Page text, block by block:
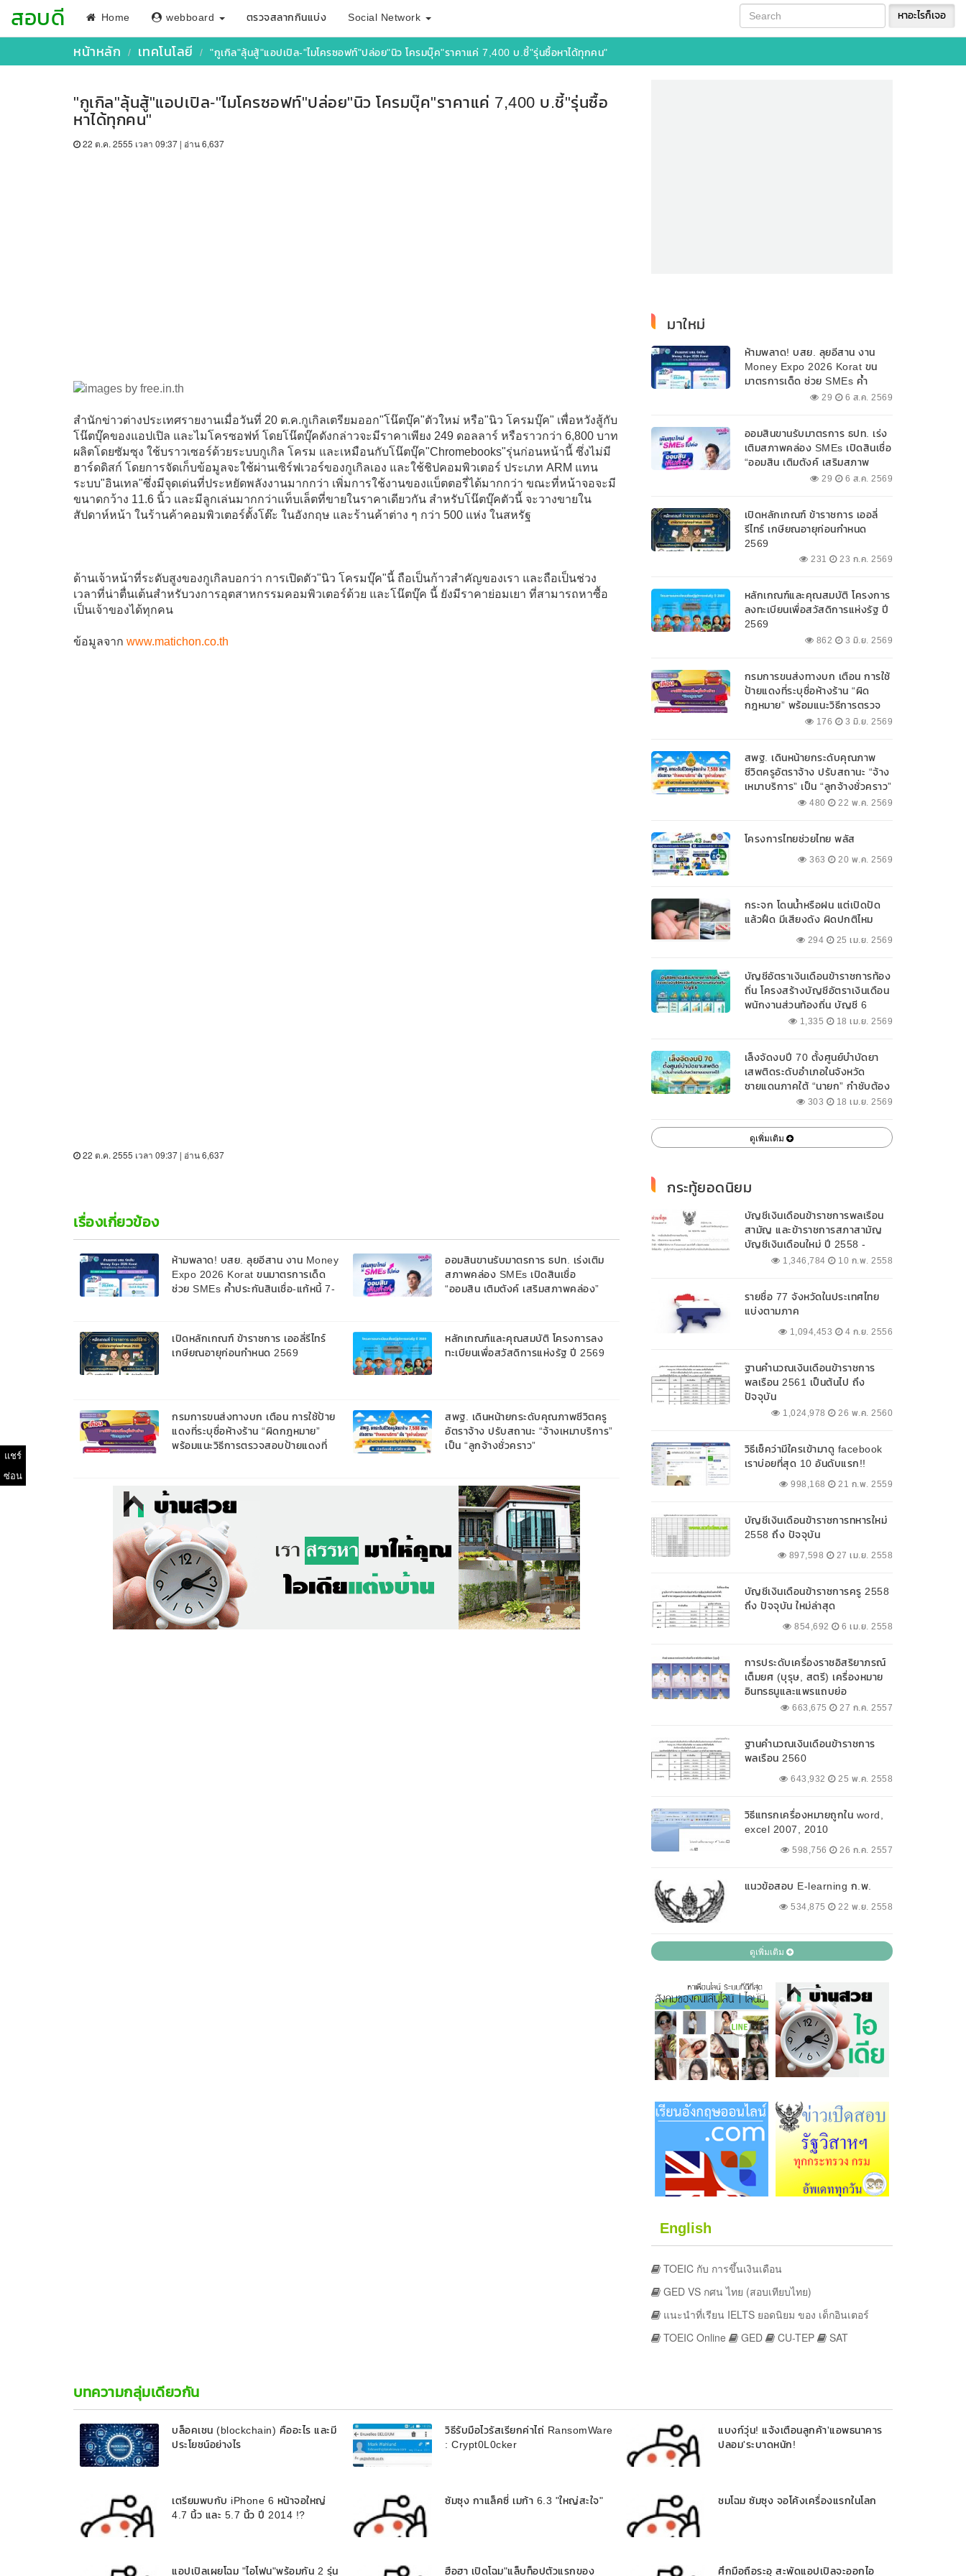
สอบดี Home webboard ตรวจสลากกินแบ่ง Social Network หาอะไรก็เจอ
หน้าหลัก เทคโนโลยี "กูเกิล"ลุ้นสู้"แอปเปิล-"ไมโครซอฟท์"ปล่อย"นิว โครมบุ๊ค"ราคาแค่ 7,400 บ.ชี้"รุ่นซื้อหาได้ทุกคน"
"กูเกิล"ลุ้นสู้"แอปเปิล-"ไมโครซอฟท์"ปล่อย"นิว โครมบุ๊ค"ราคาแค่ 7,400 บ.ชี้"รุ่นซื้อ
หาได้ทุกคน"
22 ต.ค. 2555 เวลา 09:37 | อ่าน 6,637
สำนักข่าวต่างประเทศรายงานเมื่อวันที่ 20 ต.ค.กูเกิลเตรียมออก"โน๊ตบุ๊ค"ตัวใหม่ หรือ"นิว โครมบุ๊ค" เพื่อหวังสู้กับ
โน๊ตบุ๊คของแอปเปิล และไมโครซอฟท์ โดยโน๊ตบุ๊คดังกล่าวจะมีราคาเพียง 249 ดอลลาร์ หรือราวกว่า 6,800 บาท
ผลิตโดยซัมซุง ใช้บราวเซอร์ด้วยระบบกูเกิล โครม และเหมือนกับโน๊ตบุ๊ค"Chromebooks"รุ่นก่อนหน้านี้ ซึ่งไม่มี
ฮาร์ดดิสก์ โดยการจัดเก็บข้อมูลจะใช้ผ่านเซิร์ฟเวอร์ของกูเกิลเอง และใช้ชิปคอมพิวเตอร์ ประเภท ARM แทน
ระบบ"อินเทล"ซึ่งมีจุดเด่นที่ประหยัดพลังงานมากกว่า เพิ่มการใช้งานของแบ็ตตอรี่ได้มากกว่า ขณะที่หน้าจอจะมี
ขนาดกว้าง 11.6 นิ้ว และมีลูกเล่นมากกว่าแท็บเล็ตที่ขายในราคาเดียวกัน สำหรับโน๊ตบุ๊คตัวนี้ จะวางขายใน
สัปดาห์หน้า ในร้านค้าคอมพิวเตอร์ตั้งโต๊ะ ในอังกฤษ และร้านค้าต่าง ๆ กว่า 500 แห่ง ในสหรัฐ
ด้านเจ้าหน้าที่ระดับสูงของกูเกิลบอกว่า การเปิดตัว"นิว โครมบุ๊ค"นี้ ถือเป็นก้าวสำคัญของเรา และถือเป็นช่วง
เวลาที่น่าตื่นเต้นสำหรับวงการอุตสาหกรรมคอมพิวเตอร์ด้วย และโน๊ตบุ๊ค นี้ ยังมีราคาย่อมเยา ที่สามารถหาซื้อ
เป็นเจ้าของได้ทุกคน
ข้อมูลจาก www.matichon.co.th
22 ต.ค. 2555 เวลา 09:37 | อ่าน 6,637
เรื่องเกี่ยวข้อง
ห้ามพลาด! บสย. ลุยอีสาน งาน Money
Expo 2026 Korat ขนมาตรการเด็ด
ช่วย SMEs ค้ำประกันสินเชื่อ-แก้หนี้ 7-
ออมสินขานรับมาตรการ ธปท. เร่งเติม
สภาพคล่อง SMEs เปิดสินเชื่อ
“ออมสิน เติมตังค์ เสริมสภาพคล่อง”
หลักประกัน ผ่อนนานสูงสุด 10 ปี
เปิดหลักเกณฑ์ ข้าราชการ เออลี่รีไทร์
เกษียณอายุก่อนกำหนด 2569
หลักเกณฑ์และคุณสมบัติ โครงการลง
ทะเบียนเพื่อสวัสดิการแห่งรัฐ ปี 2569
กรมการขนส่งทางบก เตือน การใช้ป้าย
แดงที่ระบุชื่อห้างร้าน “ผิดกฎหมาย”
พร้อมแนะวิธีการตรวจสอบป้ายแดงที่
สพฐ. เดินหน้ายกระดับคุณภาพชีวิตครู
อัตราจ้าง ปรับสถานะ “จ้างเหมาบริการ”
เป็น “ลูกจ้างชั่วคราว”
แชร์
ซ่อน
มาใหม่
ห้ามพลาด! บสย. ลุยอีสาน งาน
Money Expo 2026 Korat ขน
มาตรการเด็ด ช่วย SMEs ค้ำ
ประกันสินเชื่อ-แก้หนี้ 7-9 ส.ค. 69
29 6 ส.ค. 2569
ออมสินขานรับมาตรการ ธปท. เร่ง
เติมสภาพคล่อง SMEs เปิดสินเชื่อ
“ออมสิน เติมตังค์ เสริมสภาพ
คล่อง” วงเงินรวม 2,000
วงเงินกู้สูงสุด 100% ของหลัก
ประกัน ผ่อนนานสูงสุด 10 ปี
29 6 ส.ค. 2569
เปิดหลักเกณฑ์ ข้าราชการ เออลี่
รีไทร์ เกษียณอายุก่อนกำหนด
2569
231 23 ก.ค. 2569
หลักเกณฑ์และคุณสมบัติ โครงการ
ลงทะเบียนเพื่อสวัสดิการแห่งรัฐ ปี
2569
862 3 มิ.ย. 2569
กรมการขนส่งทางบก เตือน การใช้
ป้ายแดงที่ระบุชื่อห้างร้าน “ผิด
กฎหมาย” พร้อมแนะวิธีการตรวจ
สอบป้ายแดงที่ถูกต้อง
176 3 มิ.ย. 2569
สพฐ. เดินหน้ายกระดับคุณภาพ
ชีวิตครูอัตราจ้าง ปรับสถานะ “จ้าง
เหมาบริการ” เป็น “ลูกจ้างชั่วคราว”
480 22 พ.ค. 2569
โครงการไทยช่วยไทย พลัส
363 20 พ.ค. 2569
กระจก โดนน้ำหรือฝน แต่เปิดปัด
แล้วฝืด มีเสียงดัง ผิดปกติไหม
294 25 เม.ย. 2569
บัญชีอัตราเงินเดือนข้าราชการท้อง
ถิ่น โครงสร้างบัญชีอัตราเงินเดือน
พนักงานส่วนท้องถิ่น บัญชี 6
1,335 18 เม.ย. 2569
เล็งจัดงบปี 70 ตั้งศูนย์บำบัดยา
เสพติดระดับอำเภอในจังหวัด
ชายแดนภาคใต้ “นายก” กำชับต้อง
ออกแบบเฉพาะให้สอดคล้องกับ
303 18 เม.ย. 2569
ดูเพิ่มเติม
กระทู้ยอดนิยม
บัญชีเงินเดือนข้าราชการพลเรือน
สามัญ และข้าราชการสภาสามัญ
บัญชีเงินเดือนใหม่ ปี 2558 -
2562 ปัจจุบัน1,346,784 10 ก.พ. 2558
รายชื่อ 77 จังหวัดในประเทศไทย
แบ่งตามภาค
1,094,453 4 ก.ย. 2556
ฐานคำนวณเงินเดือนข้าราชการ
พลเรือน 2561 เป็นต้นไป ถึง
ปัจจุบัน
1,024,978 26 พ.ค. 2560
วิธีเช็คว่ามีใครเข้ามาดู facebook
เราบ่อยที่สุด 10 อันดับแรก!!
998,168 21 ก.พ. 2559
บัญชีเงินเดือนข้าราชการทหารใหม่
2558 ถึง ปัจจุบัน
897,598 27 เม.ย. 2558
บัญชีเงินเดือนข้าราชการครู 2558
ถึง ปัจจุบัน ใหม่ล่าสุด
854,692 6 เม.ย. 2558
การประดับเครื่องราชอิสริยาภรณ์
เต็มยศ (บุรุษ, สตรี) เครื่องหมาย
อินทรธนูและแพรแถบย่อ
663,675 27 ก.ค. 2557
ฐานคำนวณเงินเดือนข้าราชการ
พลเรือน 2560
643,932 25 พ.ค. 2558
วิธีแทรกเครื่องหมายถูกใน word,
excel 2007, 2010
598,756 26 ก.ค. 2557
แนวข้อสอบ E-learning ก.พ.
534,875 22 พ.ย. 2558
ดูเพิ่มเติม
English
TOEIC กับ การขึ้นเงินเดือน
GED VS กศน ไทย (สอบเทียบไทย)
แนะนำที่เรียน IELTS ยอดนิยม ของ เด็กอินเตอร์
TOEIC Online
GED CU-TEP SAT
บทความกลุ่มเดียวกัน
บล็อคเชน (blockchain) คืออะไร และมี
ประโยชน์อย่างไร
วิธีรับมือไวรัสเรียกค่าไถ่ RansomWare
: Crypt0L0cker
แบงก์วุ่น! แจ้งเตือนลูกค้า'แอพธนาคาร
ปลอม'ระบาดหนัก!
เตรียมพบกับ iPhone 6 หน้าจอใหญ่
4.7 นิ้ว และ 5.7 นิ้ว ปี 2014 !?
ซัมซุง กาแล็คซี่ เมก้า 6.3 "ใหญ่สะใจ" ชมโฉม ซัมซุง จอโค้งเครื่องแรกในโลก
แอปเปิลเผยโฉม "ไอโฟน"พร้อมกัน 2 รุ่น ฮือฮา เปิดโฉม"แล็บท็อปตัวแรกของ ศึกมือถือระอุ สะพัดแอปเปิลจะออกไอ